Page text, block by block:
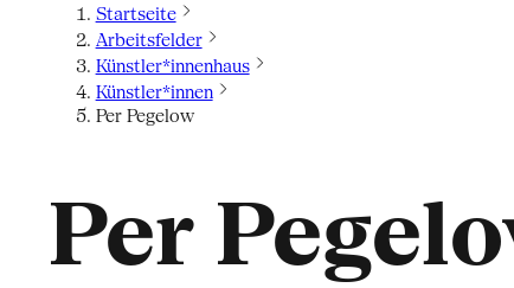
Startseite
Arbeitsfelder
Künstler*innenhaus
Künstler*innen
Per Pegelow
Per